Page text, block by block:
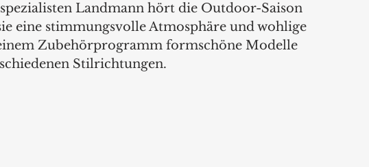
Landmann hört die Outdoor-Saison
eine stimmungsvolle Atmosphäre und wohlige
Zubehörprogramm formschöne Modelle
Stilrichtungen.